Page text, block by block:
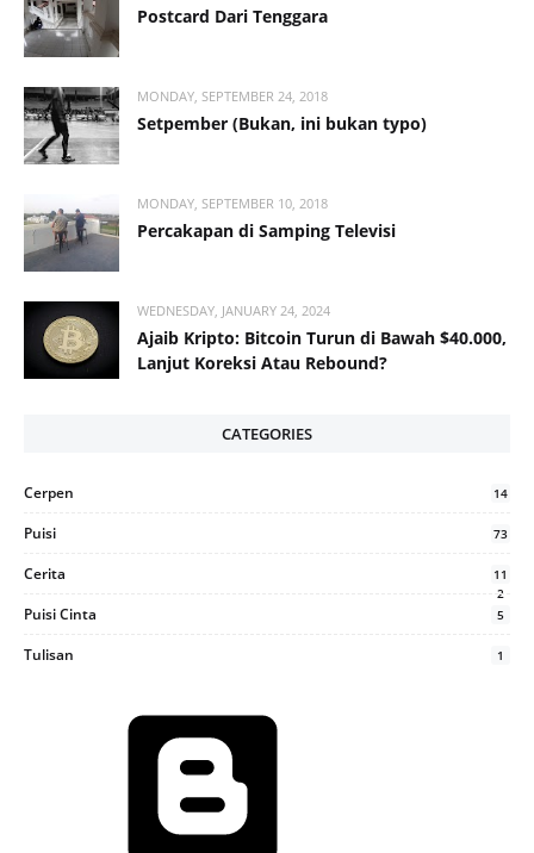
Postcard Dari Tenggara
MONDAY, SEPTEMBER 24, 2018
Setpember (Bukan, ini bukan typo)
MONDAY, SEPTEMBER 10, 2018
Percakapan di Samping Televisi
WEDNESDAY, JANUARY 24, 2024
Ajaib Kripto: Bitcoin Turun di Bawah $40.000,
Lanjut Koreksi Atau Rebound?
CATEGORIES
Cerpen 14
Puisi 73
Cerita
11
2
Puisi Cinta 5
Tulisan 1